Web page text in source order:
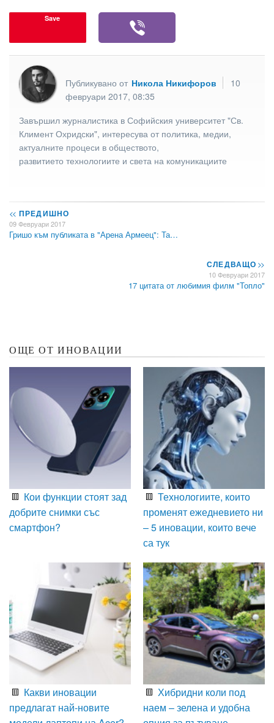
Save
Публикувано от Никола Никифоров
10
февруари 2017, 08:35
Завършил журналистика в Софийския университет "Св.
Климент Охридски", интересува от политика, медии,
актуалните процеси в обществото,
развитието технологиите и света на комуникациите
<< ПРЕДИШНО
09 Февруари 2017
Гришо към публиката в "Арена Армеец": Та…
СЛЕДВАЩО>>
10 Февруари 2017
17 цитата от любимия филм "Топло"
ОЩЕ ОТ ИНОВАЦИИ
Кои функции стоят зад
добрите снимки със
смартфон?
Технологиите, които
променят ежедневието ни
– 5 иновации, които вече
са тук
Какви иновации
предлагат най-новите
Хибридни коли под
наем – зелена и удобна